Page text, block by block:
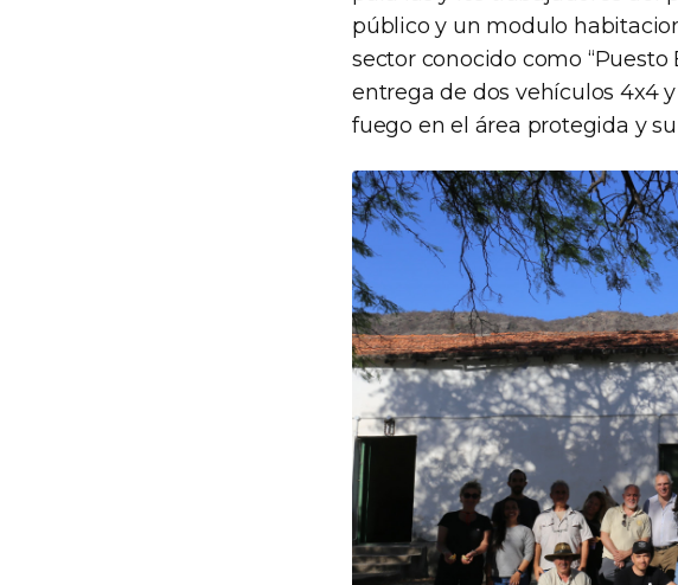
público y un modulo
sector conocido como “Puesto
entrega de dos vehículos 4x4
fuego en el área protegida y